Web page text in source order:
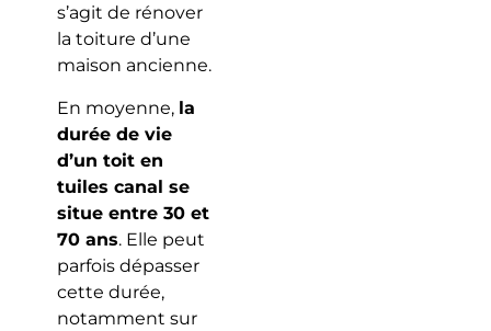
s’agit de rénover
la toiture d’une
maison ancienne.
En moyenne, la
durée de vie
d’un toit en
tuiles canal se
situe entre 30 et
70 ans. Elle peut
parfois dépasser
cette durée,
notamment sur